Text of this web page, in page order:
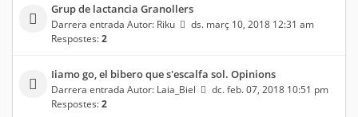
Grup de lactancia Granollers
Darrera entrada Autor: Riku
ds. març 10, 2018 12:31 am
Respostes:2
Iiamo go, el bibero que s'escalfa sol. Opinions
Darrera entrada Autor: Laia_Biel
dc. feb. 07, 2018 10:51 pm
Respostes:2